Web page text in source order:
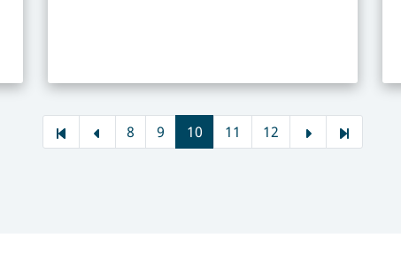
8 9 10 11 12